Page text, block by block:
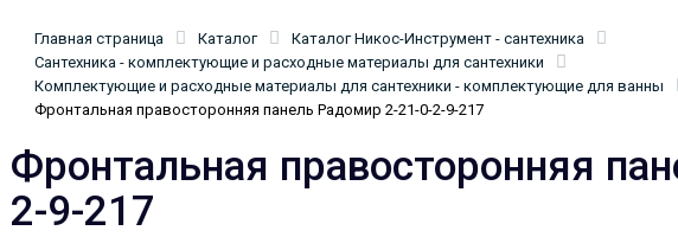
Главная страница Каталог
Каталог Никос-Инструмент - сантехника
Сантехника - комплектующие и расходные материалы для сантехники
Комплектующие и расходные материалы для сантехники - комплектующие для ванны
Фронтальная правосторонняя панель Радомир 2-21-0-2-9-217
Фронтальная правосторонняя
2-9-217